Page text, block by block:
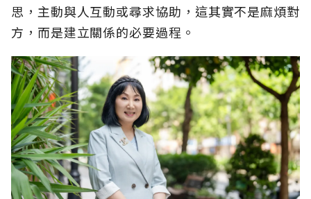
思，主動與人互動或尋求協助，這其實不是麻煩對
方，而是建立關係的必要過程。